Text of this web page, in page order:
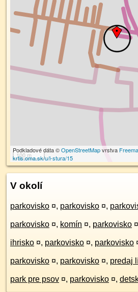
100 m
Podkladové dáta ©OpenStreetMapvrstva
krtis.oma.sk/u/l-stura/15
V okolí
parkovisko ¤, parkovisko ¤,
parkovisko ¤, komín ¤, parkovisko ¤
ihrisko ¤, parkovisko ¤, parkovisko
parkovisko ¤, parkovisko ¤, predaj
park pre psov ¤, parkovisko ¤,